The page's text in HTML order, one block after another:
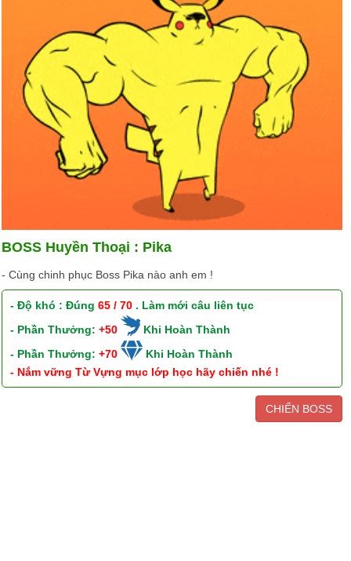
BOSS Huyền Thoại : Pika
- Cùng chinh phục Boss Pika nào anh em !
- Độ khó : Đúng65 / 70 . Làm mới câu liên tục
- Phần Thưởng:+50
Khi Hoàn Thành
- Phần Thưởng:+70
Khi Hoàn Thành
- Nắm vững Từ Vựng mục lớp học hãy chiến nhé !
CHIẾN BOSS